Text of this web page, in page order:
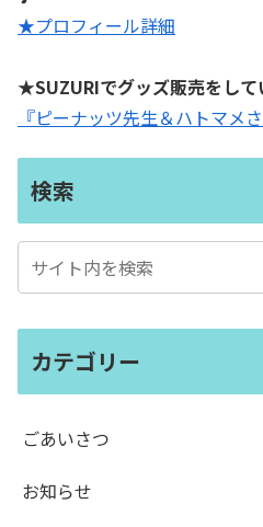
★プロフィール詳細
★SUZURIでグッズ販売をし
『ピーナッツ先生＆ハトマメさ
検索
カテゴリー
ごあいさつ
お知らせ